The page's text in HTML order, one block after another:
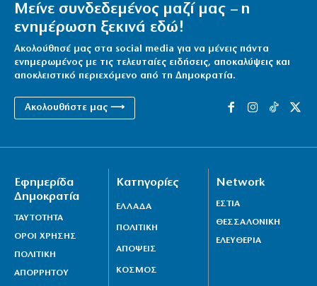
Μείνε συνδεδεμένος μαζί μας – η
ενημέρωση ξεκινά εδώ!
Ακολούθησέ μας στα social media για να μένεις πάντα
ενημερωμένος με τις τελευταίες ειδήσεις, αποκαλύψεις και
αποκλειστικό περιεχόμενο από τη Δημοκρατία.
Ακολουθήστε μας ⟶
Εφημερίδα
Δημοκρατία
ΤΑΥΤΟΤΗΤΑ
ΟΡΟΙ ΧΡΗΣΗΣ
ΠΟΛΙΤΙΚΗ
ΑΠΟΡΡΗΤΟΥ
Κατηγορίες
ΕΛΛΑΔΑ
ΠΟΛΙΤΙΚΗ
ΑΠΟΨΕΙΣ
ΚΟΣΜΟΣ
Network
ΕΣΤΙΑ
ΘΕΣΣΑΛΟΝΙΚΗ
ΕΛΕΥΘΕΡΙΑ